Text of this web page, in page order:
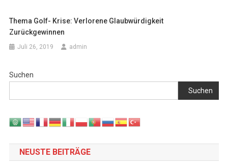
Thema Golf- Krise: Verlorene Glaubwürdigkeit
Zurückgewinnen
Juli 26, 2019 admin
Suchen
Suchen
NEUSTE BEITRÄGE